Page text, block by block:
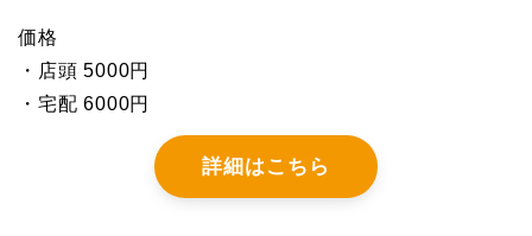
価格
・店頭 5000円
・宅配 6000円
詳細はこちら